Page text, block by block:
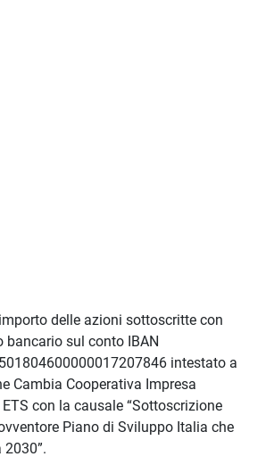
delle azioni sottoscritte con
bancario sul conto IBAN
intestato a
Cambia Cooperativa Impresa
con la causale “Sottoscrizione
Piano di Sviluppo Italia che
2030”.